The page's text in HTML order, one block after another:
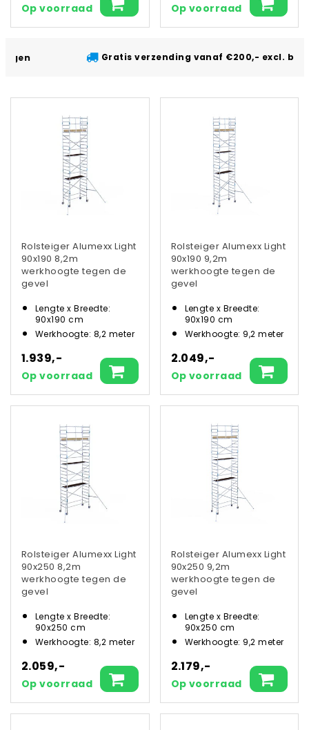
Op voorraad Op voorraad
Gratis verzending vanaf €200,- excl. btw
Rolsteiger Alumexx Light
90x190 8,2m
werkhoogte tegen de
gevel
Lengte x Breedte:
90x190 cm
Werkhoogte: 8,2 meter
1.939,-
Op voorraad
Rolsteiger Alumexx Light
90x190 9,2m
werkhoogte tegen de
gevel
Lengte x Breedte:
90x190 cm
Werkhoogte: 9,2 meter
2.049,-
Op voorraad
Rolsteiger Alumexx Light
90x250 8,2m
werkhoogte tegen de
gevel
Lengte x Breedte:
90x250 cm
Werkhoogte: 8,2 meter
2.059,-
Op voorraad
Rolsteiger Alumexx Light
90x250 9,2m
werkhoogte tegen de
gevel
Lengte x Breedte:
90x250 cm
Werkhoogte: 9,2 meter
2.179,-
Op voorraad